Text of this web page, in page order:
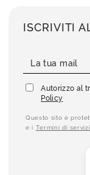
ISCRIVITI
Autorizzo al
Policy
Questo sito è
e i Termini di